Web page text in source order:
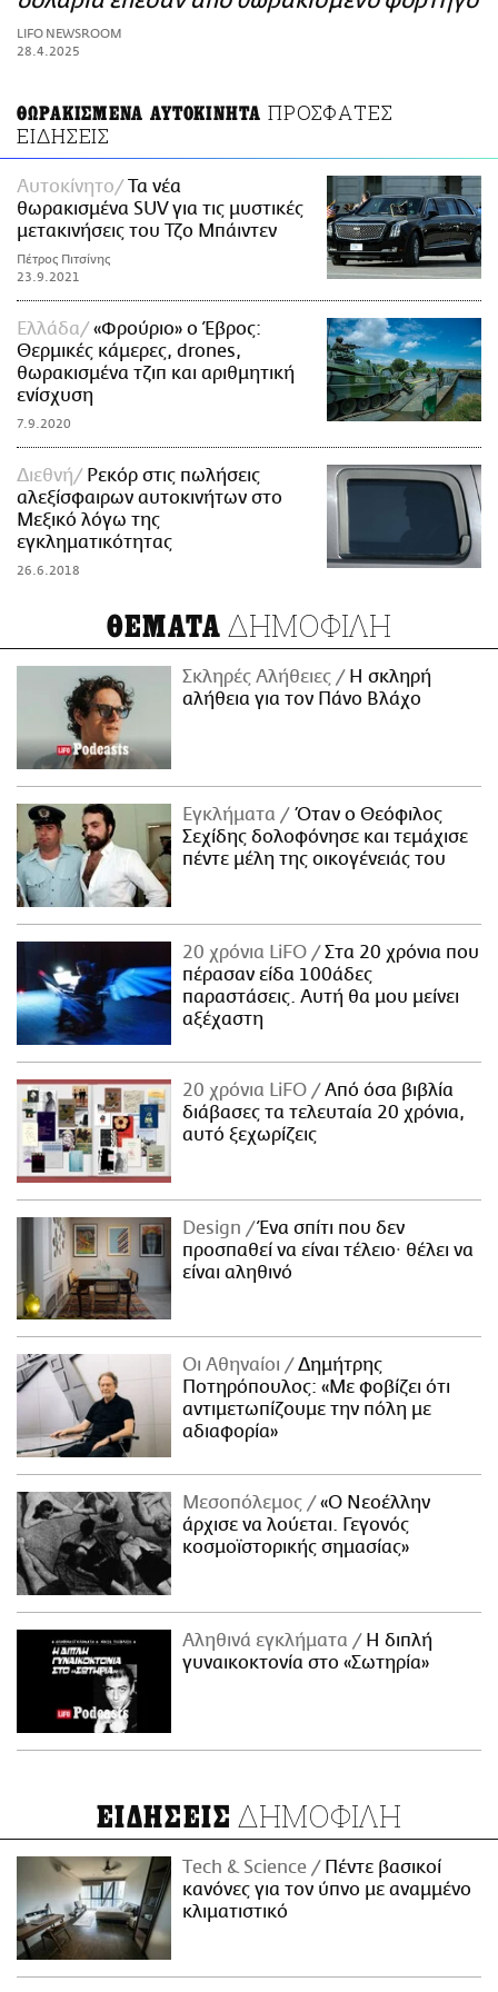
ΑΜΠΑ
PRINT
LIFO NEWSROOM
28.4.2025
ΘΩΡΑΚΙΣΜΕΝΑ ΑΥΤΟΚΙΝΗΤΑ ΠΡΟΣΦΑΤΕΣ
ΕΙΔΗΣΕΙΣ
Αυτοκίνητο
Τα νέα
θωρακισμένα SUV για τις μυστικές
μετακινήσεις του Τζο Μπάιντεν
Πέτρος Πιτσίνης
23.9.2021
Ελλάδα
«Φρούριο» ο Έβρος:
Θερμικές κάμερες, drones,
θωρακισμένα τζιπ και αριθμητική
ενίσχυση
7.9.2020
Διεθνή
Ρεκόρ στις πωλήσεις
αλεξίσφαιρων αυτοκινήτων στο
Μεξικό λόγω της
εγκληματικότητας
26.6.2018
ΘΕΜΑΤΑ ΔΗΜΟΦΙΛΗ
Σκληρές Αλήθειες
H σκληρή
αλήθεια για τον Πάνο Βλάχο
Εγκλήματα
Όταν ο Θεόφιλος
Σεχίδης δολοφόνησε και τεμάχισε
πέντε μέλη της οικογένειάς του
20 χρόνια LiFO
Στα 20 χρόνια που
πέρασαν είδα 100άδες
παραστάσεις. Αυτή θα μου μείνει
αξέχαστη
20 χρόνια LiFO
Από όσα βιβλία
διάβασες τα τελευταία 20 χρόνια,
αυτό ξεχωρίζεις
Design
Ένα σπίτι που δεν
προσπαθεί να είναι τέλειο· θέλει να
είναι αληθινό
Οι Αθηναίοι
Δημήτρης
Ποτηρόπουλος: «Με φοβίζει ότι
αντιμετωπίζουμε την πόλη με
αδιαφορία»
Μεσοπόλεμος
«Ο Νεοέλλην
άρχισε να λούεται. Γεγονός
κοσμοϊστορικής σημασίας»
Αληθινά εγκλήματα
Η διπλή
γυναικοκτονία στο «Σωτηρία»
ΕΙΔΗΣΕΙΣ ΔΗΜΟΦΙΛΗ
Τech & Science
Πέντε βασικοί
κανόνες για τον ύπνο με αναμμένο
κλιματιστικό